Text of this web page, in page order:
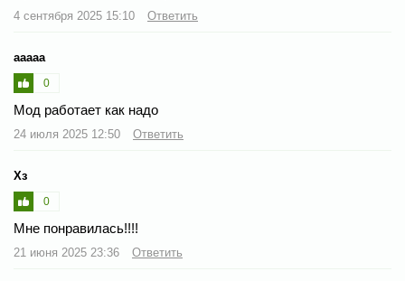
4 сентября 2025 15:10 Ответить
ааааа
0
Мод работает как надо
24 июля 2025 12:50 Ответить
Хз
0
Мне понравилась!!!!
21 июня 2025 23:36 Ответить